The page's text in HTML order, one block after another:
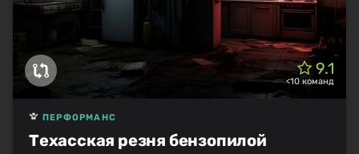
9.1
<10 команд
Техасская резня бензопилой
ПЕРФОРМАНС